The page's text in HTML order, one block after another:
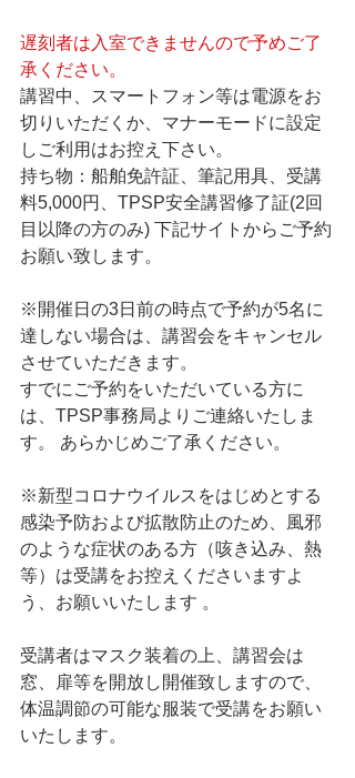
遅刻者は入室できませんので予めご了
承ください。
講習中、スマートフォン等は電源をお
切りいただくか、マナーモードに設定
しご利用はお控え下さい。
持ち物：船舶免許証、筆記用具、受講
料5,000円、TPSP安全講習修了証(2回
目以降の方のみ) 下記サイトからご予約
お願い致します。
※開催日の3日前の時点で予約が5名に
達しない場合は、講習会をキャンセル
させていただきます。
すでにご予約をいただいている方に
は、TPSP事務局よりご連絡いたしま
す。 あらかじめご了承ください。
※新型コロナウイルスをはじめとする
感染予防および拡散防止のため、風邪
のような症状のある方（咳き込み、熱
等）は受講をお控えくださいますよ
う、お願いいたします 。
受講者はマスク装着の上、講習会は
窓、扉等を開放し開催致しますので、
体温調節の可能な服装で受講をお願い
いたします。